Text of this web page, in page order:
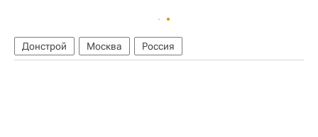
Донстрой Москва Россия